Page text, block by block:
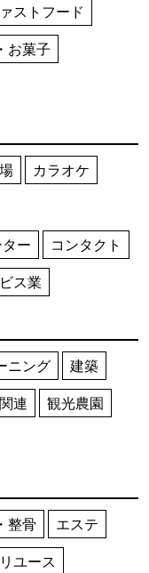
ストフード
お菓子
カラオケ
ー
コンタクト
ス業
ニング
建築
連
観光農園
整骨
エステ
リユース